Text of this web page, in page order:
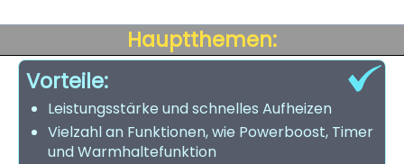
Hauptthemen:
Vorteile:
Leistungsstärke und schnelles Aufheizen
Vielzahl an Funktionen, wie Powerboost, Timer
und Warmhaltefunktion